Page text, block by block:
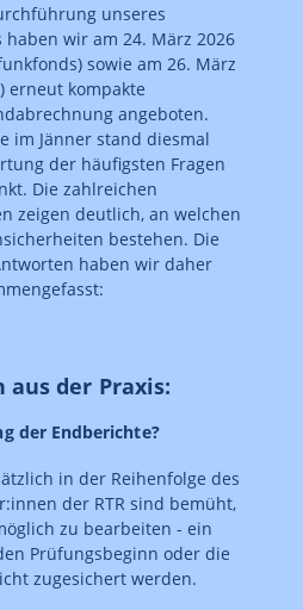
unseres
wir am 24. März 2026
sowie am 26. März
erneut kompakte
angeboten.
im Jänner stand diesmal
der häufigsten Fragen
Die zahlreichen
zeigen deutlich, an welchen
bestehen. Die
haben wir daher
aus der Praxis:
der Endberichte?
in der Reihenfolge des
der RTR sind bemüht,
zu bearbeiten - ein
Prüfungsbeginn oder die
zugesichert werden.